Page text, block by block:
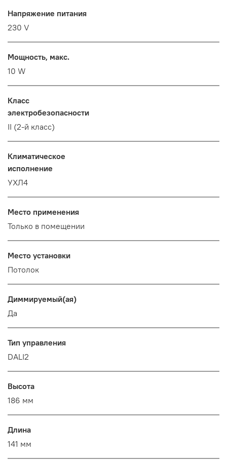
Напряжение питания
230 V
Мощность, макс.
10 W
Класс
электробезопасности
II (2-й класс)
Климатическое
исполнение
УХЛ4
Место применения
Только в помещении
Место установки
Потолок
Диммируемый(ая)
Да
Тип управления
DALI2
Высота
186 мм
Длина
141 мм